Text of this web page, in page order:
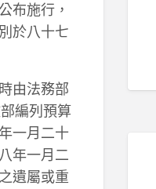
布施行，
於八十七
由法務部
編列預算
一月二十
年一月二
遺屬或重